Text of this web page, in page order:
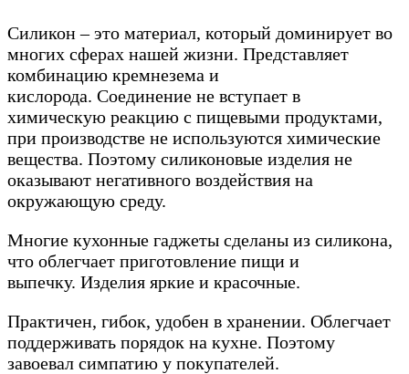
Силикон – это материал, который доминирует во
многих сферах нашей жизни. Представляет
комбинацию кремнезема и
кислорода. Соединение не вступает в
химическую реакцию с пищевыми продуктами,
при производстве не используются химические
вещества. Поэтому силиконовые изделия не
оказывают негативного воздействия на
окружающую среду.
Многие кухонные гаджеты сделаны из силикона,
что облегчает приготовление пищи и
выпечку. Изделия яркие и красочные.
Практичен, гибок, удобен в хранении. Облегчает
поддерживать порядок на кухне. Поэтому
завоевал симпатию у покупателей.